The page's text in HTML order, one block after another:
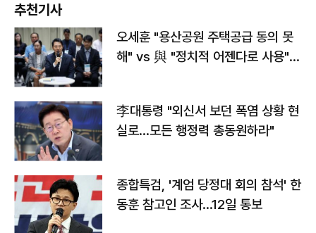
추천기사
오세훈 "용산공원 주택공급 동의 못
해" vs 與 "정치적 어젠다로 사용"
李대통령 "외신서 보던 폭염 상황 현
실로…모든 행정력 총동원하라"
종합특검, '계엄 당정대 회의 참석' 한
동훈 참고인 조사...12일 통보